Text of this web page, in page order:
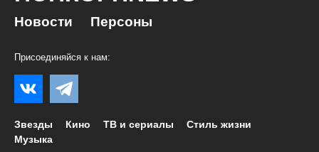
Новости Персоны
Присоединяйся к нам:
Звезды Кино ТВ и сериалы
Стиль жизни
Музыка